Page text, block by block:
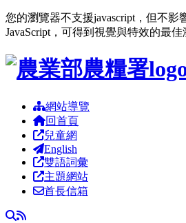
您的瀏覽器不支援javascript，但不影
JavaScript，可得到視覺與特效的最佳
跳到主要內容區塊
網站導覽
回首頁
兒童網
English
雙語詞彙
主題網站
首長信箱
全文檢索
RSS